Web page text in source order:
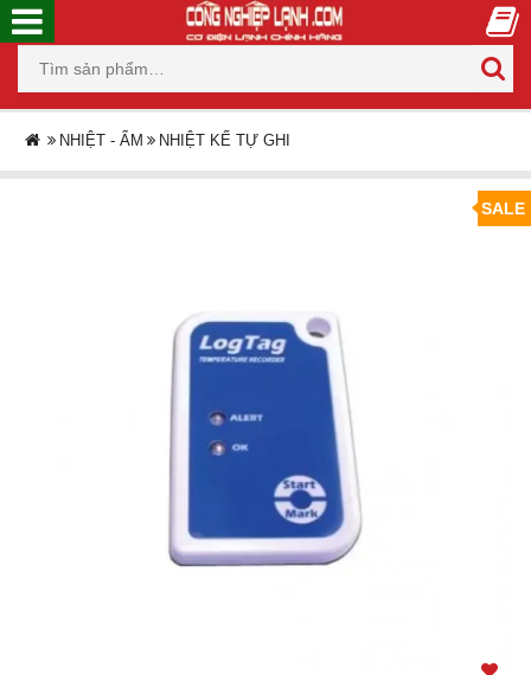
NHIỆT - ẨM NHIỆT KẾ TỰ GHI
SALE